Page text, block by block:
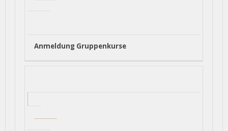
Anmeldung Gruppenkurse